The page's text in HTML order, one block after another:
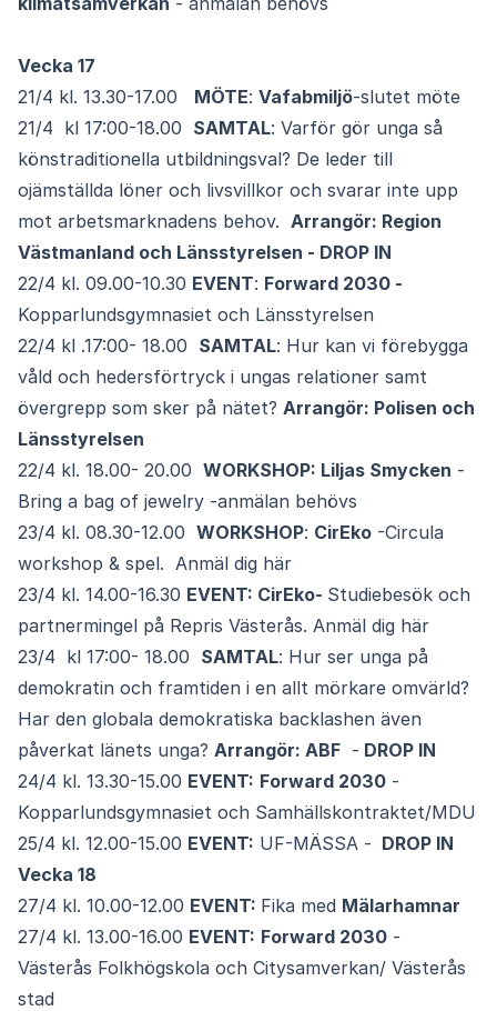
Vecka 17
21/4 kl. 13.30-17.00 MÖTE: Vafabmiljö-slutet möte
21/4 kl 17:00-18.00 SAMTAL: Varför gör unga så
könstraditionella utbildningsval? De leder till
ojämställda löner och livsvillkor och svarar inte upp
mot arbetsmarknadens behov. Arrangör: Region
Västmanland och Länsstyrelsen - DROP IN
22/4 kl. 09.00-10.30 EVENT: Forward 2030 -
Kopparlundsgymnasiet och Länsstyrelsen
22/4 kl .17:00- 18.00 SAMTAL: Hur kan vi förebygga
våld och hedersförtryck i ungas relationer samt
övergrepp som sker på nätet? Arrangör: Polisen och
Länsstyrelsen
22/4 kl. 18.00- 20.00 WORKSHOP: Liljas Smycken -
Bring a bag of jewelry -anmälan behövs
23/4 kl. 08.30-12.00 WORKSHOP: CirEko -Circula
workshop & spel. Anmäl dig här
23/4 kl. 14.00-16.30 EVENT: CirEko- Studiebesök och
partnermingel på Repris Västerås. Anmäl dig här
23/4 kl 17:00- 18.00 SAMTAL: Hur ser unga på
demokratin och framtiden i en allt mörkare omvärld?
Har den globala demokratiska backlashen även
påverkat länets unga? Arrangör: ABF - DROP IN
24/4 kl. 13.30-15.00 EVENT: Forward 2030 -
Kopparlundsgymnasiet och Samhällskontraktet/MDU
25/4 kl. 12.00-15.00 EVENT: UF-MÄSSA - DROP IN
Vecka 18
27/4 kl. 10.00-12.00 EVENT: Fika med Mälarhamnar
27/4 kl. 13.00-16.00 EVENT: Forward 2030 -
Västerås Folkhögskola och Citysamverkan/ Västerås
stad